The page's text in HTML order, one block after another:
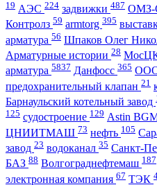
19 АЭС 224 задвижки 487 ОМЗ-
Контролз 59 armtorg 395
арматура 56 Шпаков Олег
Арматурные истории 28
арматура 5837 Данфосс 365 ООО
предохранительный клапан 21
Барнаульский котельный завод
125 судостроение 129 Astin
ЦНИИТМАШ 73 нефть 105
завод 23 водоканал 35 Санкт-
БАЗ 88 Волгограднефтемаш 187
электронная компания 67 ТЭК